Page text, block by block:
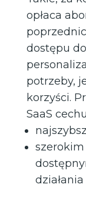
opłaca
dostępu
potrzeby,
korzyści.
SaaS